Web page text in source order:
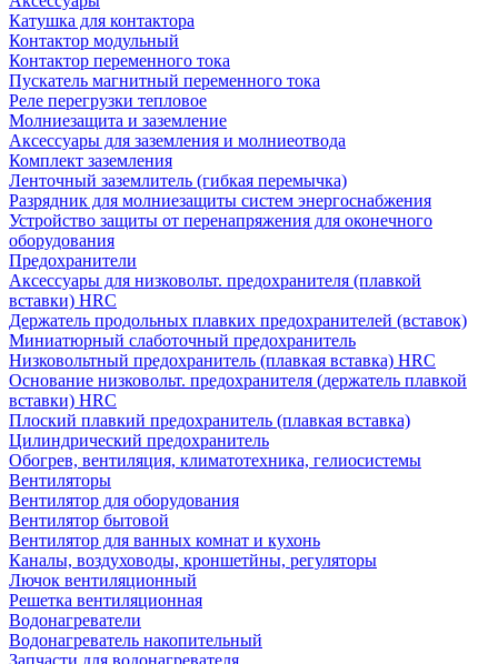
Катушка для контактора
Контактор модульный
Контактор переменного тока
Пускатель магнитный переменного тока
Реле перегрузки тепловое
Молниезащита и заземление
Аксессуары для заземления и молниеотвода
Комплект заземления
Ленточный заземлитель (гибкая перемычка)
Разрядник для молниезащиты систем энергоснабжения
Устройство защиты от перенапряжения для оконечного
оборудования
Предохранители
Аксессуары для низковольт. предохранителя (плавкой
вставки) HRC
Держатель продольных плавких предохранителей (вставок)
Миниатюрный слаботочный предохранитель
Низковольтный предохранитель (плавкая вставка) HRC
Основание низковольт. предохранителя (держатель плавкой
вставки) HRC
Плоский плавкий предохранитель (плавкая вставка)
Цилиндрический предохранитель
Обогрев, вентиляция, климатотехника, гелиосистемы
Вентиляторы
Вентилятор для оборудования
Вентилятор бытовой
Вентилятор для ванных комнат и кухонь
Каналы, воздуховоды, кроншетйны, регуляторы
Лючок вентиляционный
Решетка вентиляционная
Водонагреватели
Водонагреватель накопительный
Запчасти для водонагревателя